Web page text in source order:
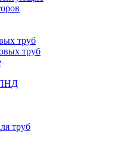
труб
труб
ПНД
труб